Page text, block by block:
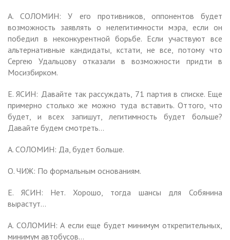
А. СОЛОМИН: У его противников, оппонентов будет
возможность заявлять о нелегитимности мэра, если он
победил в неконкурентной борьбе. Если участвуют все
альтернативные кандидаты, кстати, не все, потому что
Сергею Удальцову отказали в возможности придти в
Мосизбирком.
Е. ЯСИН: Давайте так рассуждать, 71 партия в списке. Еще
примерно столько же можно туда вставить. Оттого, что
будет, и всех запишут, легитимность будет больше?
Давайте будем смотреть…
А. СОЛОМИН: Да, будет больше.
О. ЧИЖ: По формальным основаниям.
Е. ЯСИН: Нет. Хорошо, тогда шансы для Собянина
вырастут…
А. СОЛОМИН: А если еще будет минимум открепительных,
минимум автобусов…